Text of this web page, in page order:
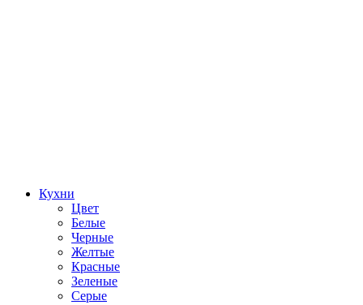
Кухни
Цвет
Белые
Черные
Желтые
Красные
Зеленые
Серые